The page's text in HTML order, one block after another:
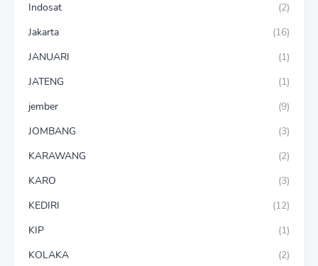
Indosat
(2)
Jakarta
(16)
JANUARI
(1)
JATENG
(1)
jember
(9)
JOMBANG
(3)
KARAWANG
(2)
KARO
(3)
KEDIRI
(12)
KIP
(1)
KOLAKA
(2)